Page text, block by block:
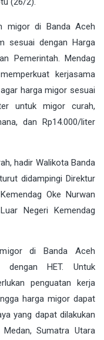
migor di Banda Aceh
sesuai dengan Harga
Pemerintah. Mendag
kerjasama
harga migor sesuai
untuk migor curah,
dan Rp14.000/liter
hadir Walikota Banda
didampingi Direktur
Oke Nurwan
Negeri Kemendag
migor di Banda Aceh
dengan HET. Untuk
penguatan kerja
harga migor dapat
yang dapat dilakukan
Sumatra Utara